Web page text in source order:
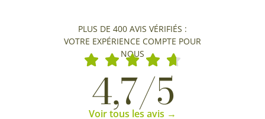
PLUS DE 400 AVIS VÉRIFIÉS :
VOTRE EXPÉRIENCE COMPTE POUR
NOUS
4,7/5
Voir tous les avis →